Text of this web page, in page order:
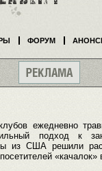
ежедневно
подход к
из США решили
«качалок»
ФОРУМ